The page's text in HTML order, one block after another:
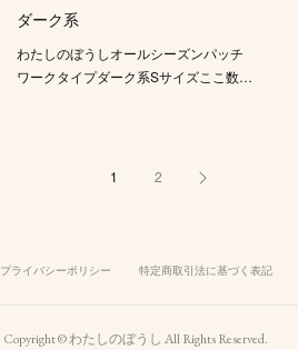
ダーク系
わたしのぼうしオールシーズンパッチ
ワークタイプダーク系Sサイズここ数…
1 2
プライバシーポリシー 特定商取引法に基づく表記
Copyright © わたしのぼうし All Rights Reserved.